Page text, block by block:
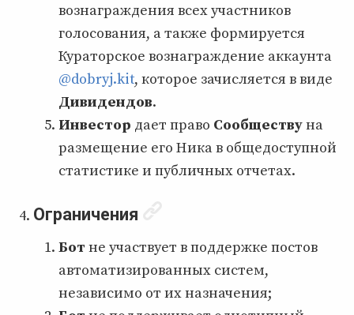
вознаграждения всех участников
голосования, а также формируется
Кураторское вознаграждение аккаунта
@dobryj.kit, которое зачисляется в виде
Дивидендов.
Инвестор дает право Сообществуна
размещение его Ника в общедоступной
статистике и публичных отчетах.
Ограничения
Бот не участвует в поддержке постов
автоматизированных систем,
независимо от их назначения;